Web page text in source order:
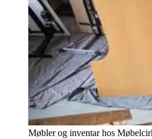
Møbler og inventar hos